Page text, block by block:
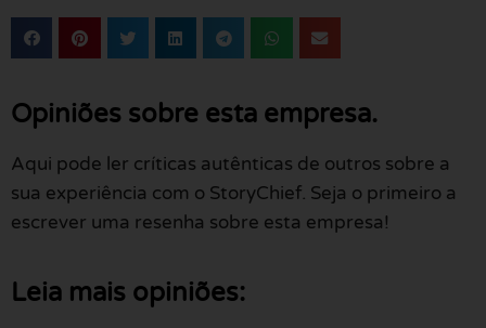
Opiniões sobre esta empresa.
Aqui pode ler críticas autênticas de outros sobre a
sua experiência com o StoryChief. Seja o primeiro a
escrever uma resenha sobre esta empresa!
Leia mais opiniões: